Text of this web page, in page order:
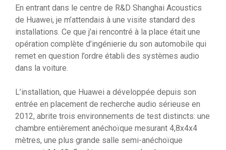
En entrant dans le centre de R&D Shanghai Acoustics
de Huawei, je m’attendais à une visite standard des
installations. Ce que j’ai rencontré à la place était une
opération complète d’ingénierie du son automobile qui
remet en question l’ordre établi des systèmes audio
dans la voiture.
L’installation, que Huawei a développée depuis son
entrée en placement de recherche audio sérieuse en
2012, abrite trois environnements de test distincts: une
chambre entièrement anéchoïque mesurant 4,8x4x4
mètres, une plus grande salle semi-anéchoïque